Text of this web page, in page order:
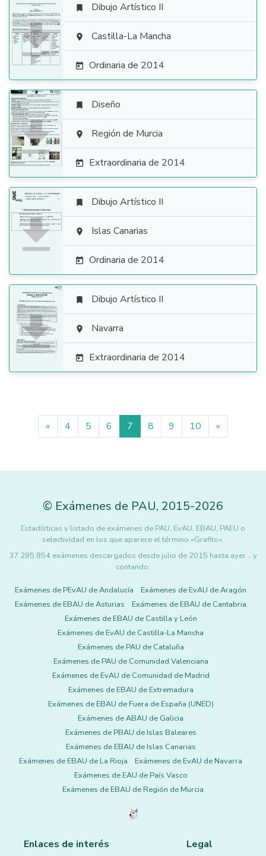

 Dibujo Artístico II
 Castilla-La Mancha
 Ordinaria de 2014

 Diseño
 Región de Murcia
 Extraordinaria de 2014

 Dibujo Artístico II
 Islas Canarias
 Ordinaria de 2014

 Dibujo Artístico II
 Navarra
 Extraordinaria de 2014
« 4 5 6 7 8 9 10 »
© Exámenes de PAU, 2015-2026
Estadísticas y listado de exámenes de PAU, EvAU, EBAU, PAEU o
selectividad en los que aparece el término «Grafito».
37.285.854 exámenes descargados desde julio de 2015 hasta ayer... y
contando.
Exámenes de PEvAU de Andalucía
Exámenes de EvAU de Aragón
Exámenes de EBAU de Asturias
Exámenes de EBAU de Cantabria
Exámenes de EBAU de Castilla y León
Exámenes de EvAU de Castilla-La Mancha
Exámenes de PAU de Cataluña
Exámenes de PAU de Comunidad Valenciana
Exámenes de EvAU de Comunidad de Madrid
Exámenes de EBAU de Extremadura
Exámenes de EBAU de Fuera de España (UNED)
Exámenes de ABAU de Galicia
Exámenes de PBAU de Islas Baleares
Exámenes de EBAU de Islas Canarias
Exámenes de EBAU de La Rioja
Exámenes de EvAU de Navarra
Exámenes de EAU de País Vasco
Exámenes de EBAU de Región de Murcia
Enlaces de interés Legal